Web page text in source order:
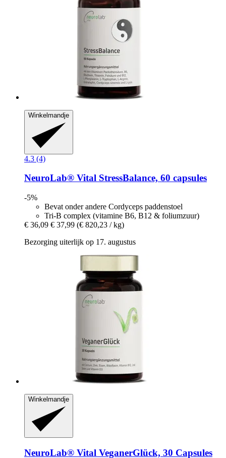
Winkelmandje
4.3 (4)
NeuroLab® Vital StressBalance, 60 capsules
-5%
Bevat onder andere Cordyceps paddenstoel
Tri-B complex (vitamine B6, B12 & foliumzuur)
€ 36,09 € 37,99 (€ 820,23 / kg)
Bezorging uiterlijk op 17. augustus
Winkelmandje
NeuroLab® Vital VeganerGlück, 30 Capsules